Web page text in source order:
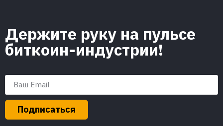
Держите руку на пульсе
биткоин-индустрии!
Подписаться